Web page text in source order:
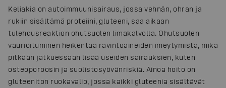
Keliakia on autoimmuunisairaus, jossa vehnän, ohran ja
rukiin sisältämä proteiini, gluteeni, saa aikaan
tulehdusreaktion ohutsuolen limakalvolla. Ohutsuolen
vaurioituminen heikentää ravintoaineiden imeytymistä, mikä
pitkään jatkuessaan lisää useiden sairauksien, kuten
osteoporoosin ja suolistosyövänriskiä. Ainoa hoito on
gluteeniton ruokavalio, jossa kaikki gluteenia sisältävät